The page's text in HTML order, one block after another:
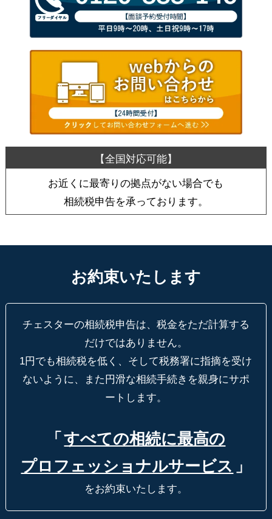
お近くに最寄りの拠点がない場合でも
相続税申告を承っております。
お約束いたします
チェスターの相続税申告は、税金をただ計算する
だけではありません。
1円でも相続税を低く、そして税務署に指摘を受け
ないように、
また円滑な相続手続きを親身にサポ
ートします。
「 すべての相続に最高の
プロフェッショナルサービス 」
をお約束いたします。